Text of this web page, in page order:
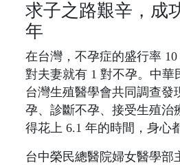
求子之路艱辛，成
年
在台灣，不孕症的盛行率
對夫妻就有 1 對不孕。中華
台灣生殖醫學會共同調查發
孕、診斷不孕、接受生殖治
得花上 6.1 年的時間，身心
台中榮民總醫院婦女醫學部